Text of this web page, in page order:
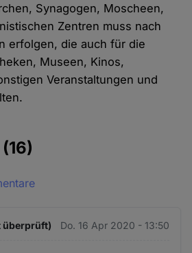
Synagogen, Moscheen,
Zentren muss nach
erfolgen, die auch für die
Museen, Kinos,
Veranstaltungen und
(16)
überprüft) Do. 16 Apr 2020 - 13:50